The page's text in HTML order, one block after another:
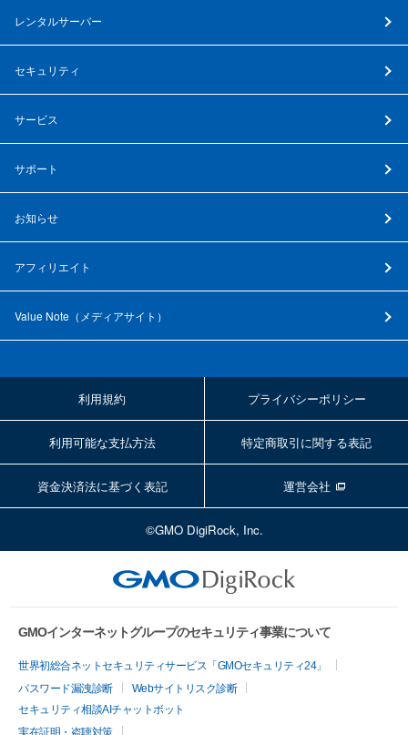
レンタルサーバー
セキュリティ
サービス
サポート
お知らせ
アフィリエイト
Value Note（ メディアサイト ）
利用規約 プライバシーポリシー
利用可能な支払方法 特定商取引に関する表記
資金決済法に基づく表記 運営会社
©GMO DigiRock, Inc.
GMOインターネットグループのセキュリティ事業について
世界初総合ネットセキュリティサービス「GMOセキュリティ24」
パスワード漏洩診断
Webサイトリスク診断
セキュリティ相談AIチャットボット
実在証明・盗聴対策